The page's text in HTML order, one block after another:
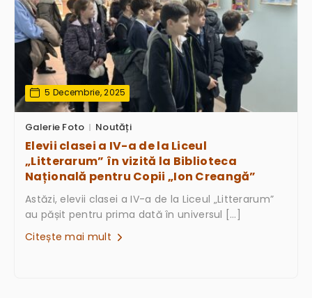
5 Decembrie, 2025
Galerie Foto Noutăți
Elevii clasei a IV-a de la Liceul
„Litterarum” în vizită la Biblioteca
Națională pentru Copii „Ion Creangă”
Astăzi, elevii clasei a IV-a de la Liceul „Litterarum”
au pășit pentru prima dată în universul […]
Citește mai mult